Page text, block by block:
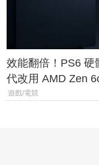
效能翻倍！PS6 硬
代改用 AMD Zen
120fps 與全光追時
遊戲/電競